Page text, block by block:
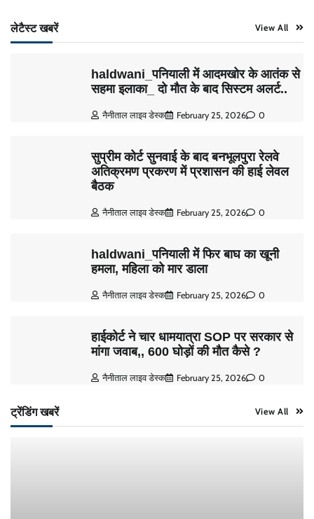
लेटैस्ट खबरें View All
haldwani_पनियाली में आदमखोर के आतंक से
सहमा इलाका_ दो मौत के बाद सिस्टम अलर्ट..
नैनीताल लाइव डेस्क February 25, 2026 0
सुप्रीम कोर्ट सुनवाई के बाद बनभूलपुरा रेलवे
अतिक्रमण प्रकरण में प्रशासन की हाई लेवल
बैठक
नैनीताल लाइव डेस्क February 25, 2026 0
haldwani_पनियाली में फिर बाघ का खूनी
हमला, महिला को मार डाला
नैनीताल लाइव डेस्क February 25, 2026 0
हाईकोर्ट ने चार धामयात्रा SOP पर सरकार से
मांगा जवाब,, 600 घोड़ों की मौत कैसे ?
नैनीताल लाइव डेस्क February 25, 2026 0
ट्रेंडिंग खबरें View All